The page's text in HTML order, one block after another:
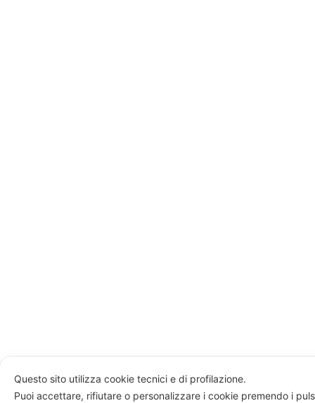
Questo sito utilizza cookie tecnici e di profilazione.
Puoi accettare, rifiutare o personalizzare i cookie premendo i